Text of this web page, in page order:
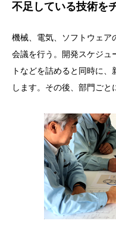
不足している技術を
機械、電気、ソフトウェア
会議を行う。開発スケジュ
トなどを詰めると同時に
します。その後、部門ごと